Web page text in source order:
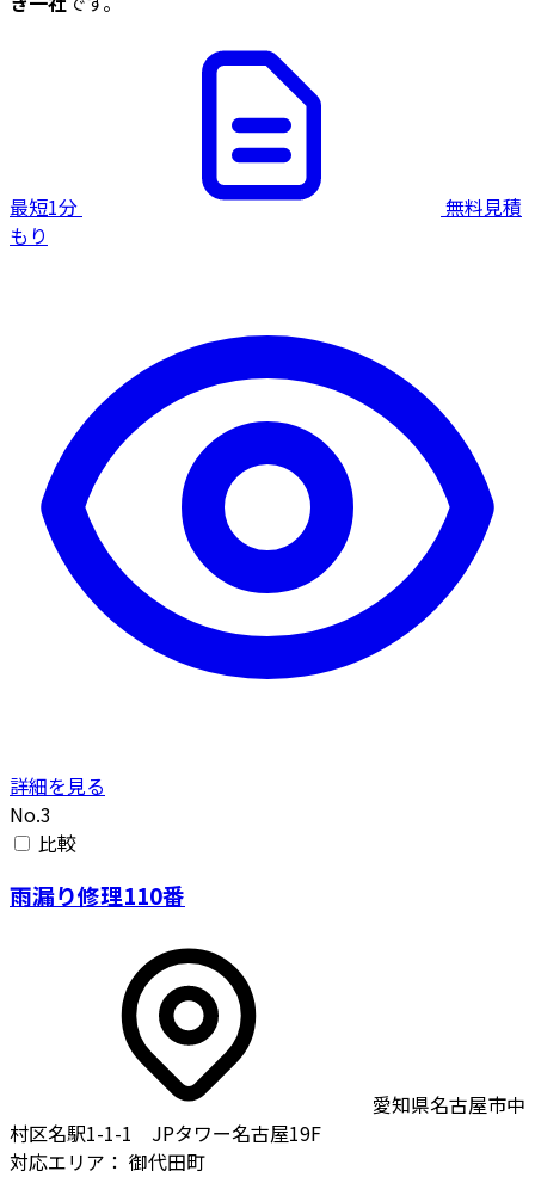
最短1分
無料見積
もり
詳細を見る
No.3
比較
雨漏り修理110番
愛知県名古屋市中
村区名駅1-1-1 JPタワー名古屋19F
対応エリア： 御代田町